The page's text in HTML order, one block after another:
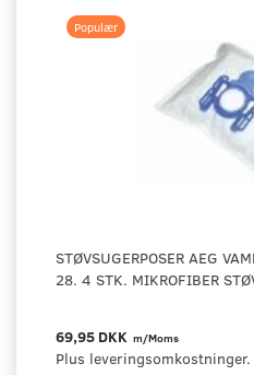
Populær
STØVSUGERPOSER AEG
28. 4 STK. MIKROFIBER
69,95 DKK m/Moms
Plus